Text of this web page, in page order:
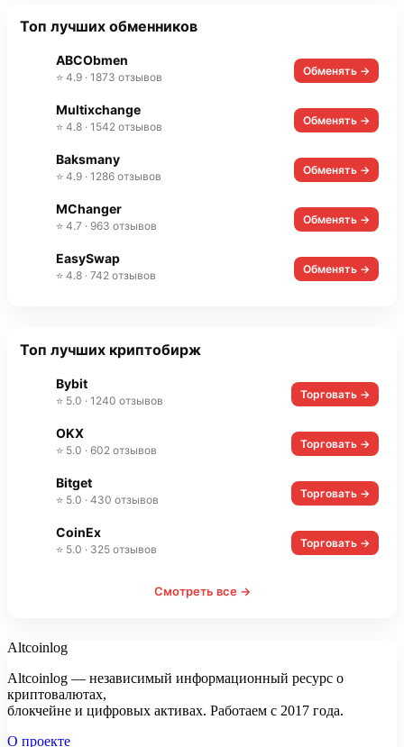
Топ лучших обменников
ABCObmen
⭐ 4.9 · 1873 отзывов Обменять →
Multixchange
⭐ 4.8 · 1542 отзывов Обменять →
Baksmany
⭐ 4.9 · 1286 отзывов Обменять →
MChanger
⭐ 4.7 · 963 отзывов Обменять →
EasySwap
⭐ 4.8 · 742 отзывов Обменять →
Топ лучших криптобирж
Bybit
⭐ 5.0 · 1240 отзывов Торговать →
OKX
⭐ 5.0 · 602 отзывов Торговать →
Bitget
⭐ 5.0 · 430 отзывов Торговать →
CoinEx
⭐ 5.0 · 325 отзывов Торговать →
Смотреть все →
Altcoinlog
Altcoinlog — независимый информационный ресурс о
криптовалютах,
блокчейне и цифровых активах. Работаем с 2017 года.
О проекте